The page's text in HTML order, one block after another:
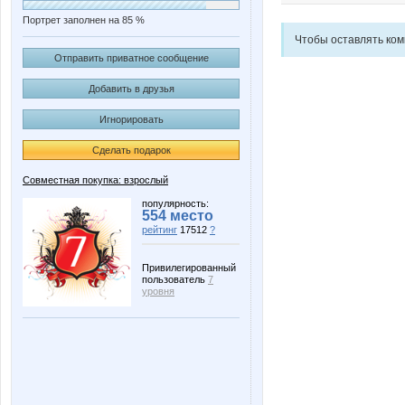
Портрет заполнен на 85 %
Отправить приватное сообщение
Добавить в друзья
Игнорировать
Сделать подарок
Совместная покупка: взрослый
популярность:
554 место
рейтинг 17512 ?
Привилегированный
пользователь 7
уровня
Чтобы оставлять